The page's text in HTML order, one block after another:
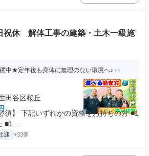
休 解体工事の建築・土木一級施
中★定年後も身体に無理のない環境へ♪
田谷区桜丘
須】 下記いずれかの資格をお持ちの方 ■1
■1...
迎 +33個